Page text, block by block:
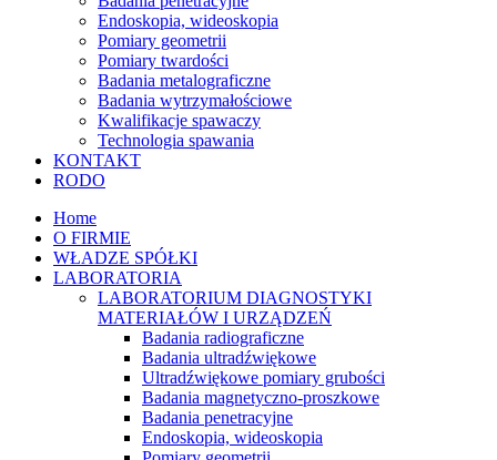
Endoskopia, wideoskopia
Pomiary geometrii
Pomiary twardości
Badania metalograficzne
Badania wytrzymałościowe
Kwalifikacje spawaczy
Technologia spawania
KONTAKT
RODO
Home
O FIRMIE
WŁADZE SPÓŁKI
LABORATORIA
LABORATORIUM DIAGNOSTYKI
MATERIAŁÓW I URZĄDZEŃ
Badania radiograficzne
Badania ultradźwiękowe
Ultradźwiękowe pomiary grubości
Badania magnetyczno-proszkowe
Badania penetracyjne
Endoskopia, wideoskopia